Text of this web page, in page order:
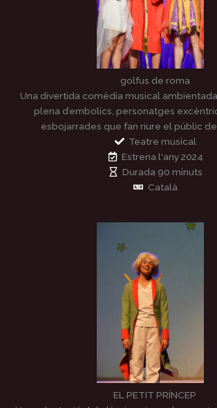
golfus de roma
Una divertida comèdia musical ambientada
plena d’embolics, personatges
esbojarrades que fan riure el públic de
Teatre musical
Estrena l'any 2024
Durada 90 minuts
Català
EL PETIT PRÍNCEP